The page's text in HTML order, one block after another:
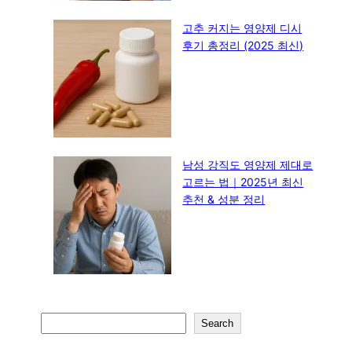
고추 커지는 영양제 디시
후기 총정리 (2025 최신)
남성 강직도 영양제 제대로
고르는 법｜2025년 최신
추천 & 성분 정리
e
Search